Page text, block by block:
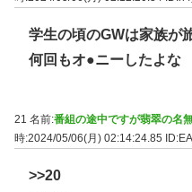
学生の頃のGWは家族が
何回もオ●ニーしたよな
21 名前:番組の途中ですが翡翠の名
時:2024/05/06(月) 02:14:24.85
>>20